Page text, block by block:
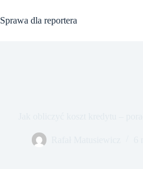
do
treści
Sprawa dla reportera